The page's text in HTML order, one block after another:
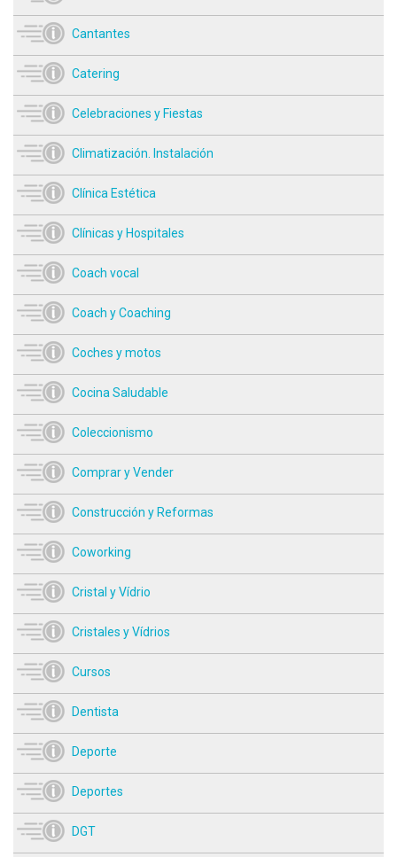
Cantantes
Catering
Celebraciones y Fiestas
Climatización. Instalación
Clínica Estética
Clínicas y Hospitales
Coach vocal
Coach y Coaching
Coches y motos
Cocina Saludable
Coleccionismo
Comprar y Vender
Construcción y Reformas
Coworking
Cristal y Vídrio
Cristales y Vídrios
Cursos
Dentista
Deporte
Deportes
DGT